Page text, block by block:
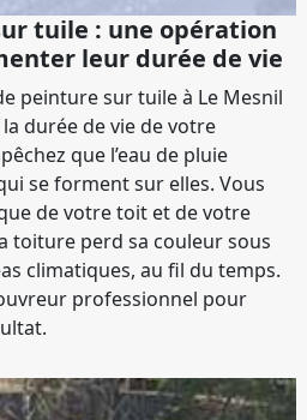
tuile : une opération
leur durée de vie
peinture sur tuile à Le Mesnil
durée de vie de votre
que l’eau de pluie
se forment sur elles. Vous
de votre toit et de votre
toiture perd sa couleur sous
climatiques, au fil du temps.
professionnel pour